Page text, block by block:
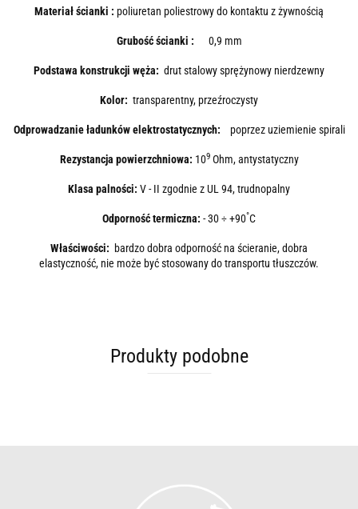
Materiał ścianki : poliuretan poliestrowy do kontaktu z żywnością
Grubość ścianki : 0,9 mm
Podstawa konstrukcji węża: drut stalowy sprężynowy nierdzewny
Kolor: transparentny, przeźroczysty
Odprowadzanie ładunków elektrostatycznych: poprzez uziemienie spirali
Rezystancja powierzchniowa: 109 Ohm, antystatyczny
Klasa palności: V - II zgodnie z UL 94, trudnopalny
Odporność termiczna: - 30 ÷ +90°C
Właściwości: bardzo dobra odporność na ścieranie, dobra
elastyczność, nie może być stosowany do transportu tłuszczów.
Produkty podobne